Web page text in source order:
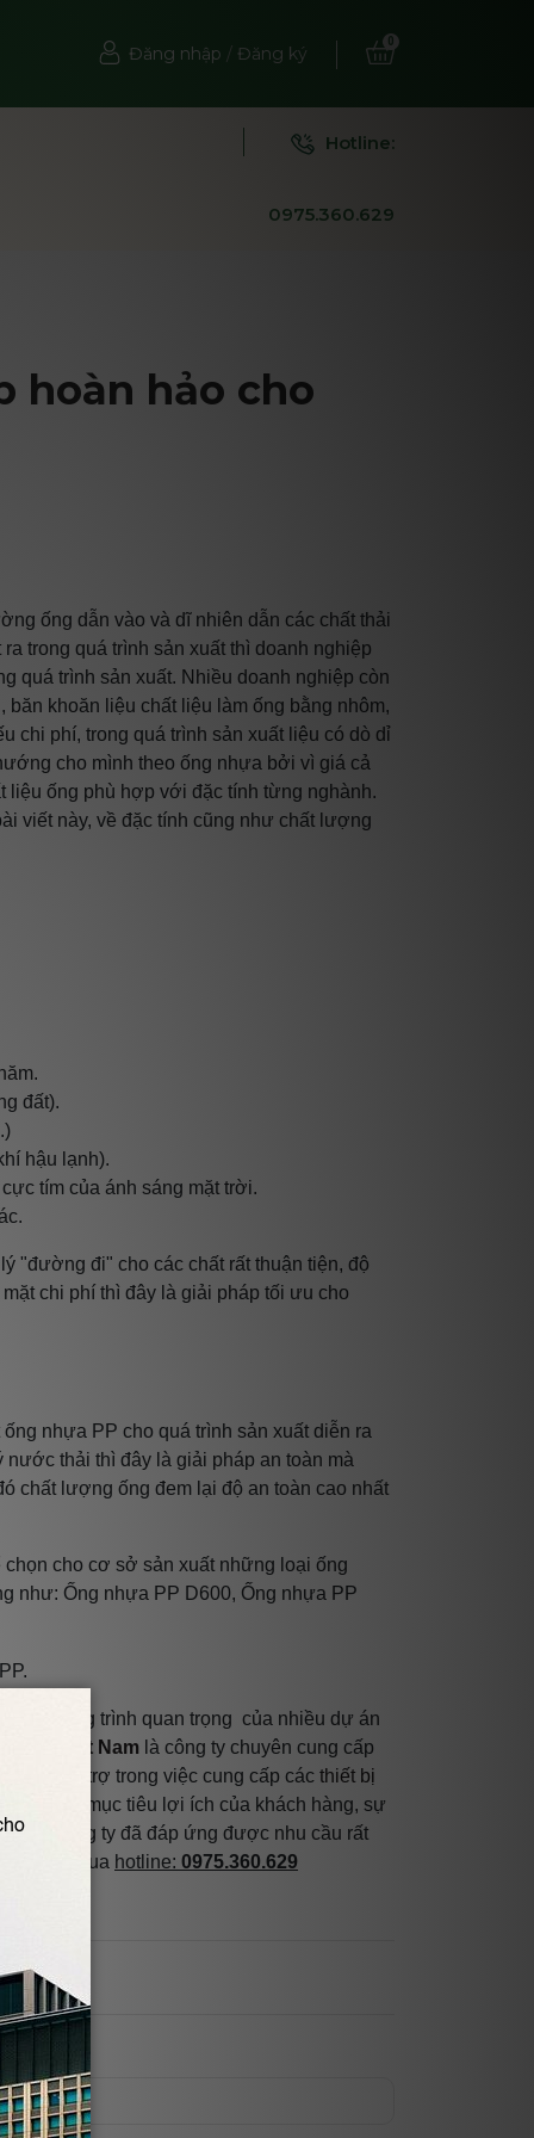
Đăng nhập / Đăng ký
0
Hotline:
0975.360.629
hoàn hảo cho
ống dẫn vào và dĩ nhiên dẫn các chất thải
trong quá trình sản xuất thì doanh nghiệp
quá trình sản xuất. Nhiều doanh nghiệp còn
khoăn liệu chất liệu làm ống bằng nhôm,
chi phí, trong quá trình sản xuất liệu có dò dỉ
cho mình theo ống nhựa bởi vì giá cả
ống phù hợp với đặc tính từng nghành.
viết này, về đặc tính cũng như chất lượng
đất).
hậu lạnh).
tím của ánh sáng mặt trời.
"đường đi" cho các chất rất thuận tiện, độ
chi phí thì đây là giải pháp tối ưu cho
nhựa PP cho quá trình sản xuất diễn ra
thải thì đây là giải pháp an toàn mà
chất lượng ống đem lại độ an toàn cao nhất
cho cơ sở sản xuất những loại ống
như: Ống nhựa PP D600, Ống nhựa PP
các công trình quan trọng của nhiều dự án
IPF Việt Nam là công ty chuyên cung cấp
và hộ trợ trong việc cung cấp các thiết bị
luôn đặt mục tiêu lợi ích của khách hàng, sự
của công ty đã đáp ứng được nhu cầu rất
tôi qua hotline: 0975.360.629